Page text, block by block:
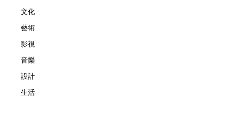
擁而吻。雙逆跳機芯精準驅動這場機械浪漫，讓時間不再是抽
象概念，而是心跳的律動。 故事並未完結，2025年推出的
Lady Arpels Bal des Amoureux
文化
藝術
影視
音樂
設計
生活